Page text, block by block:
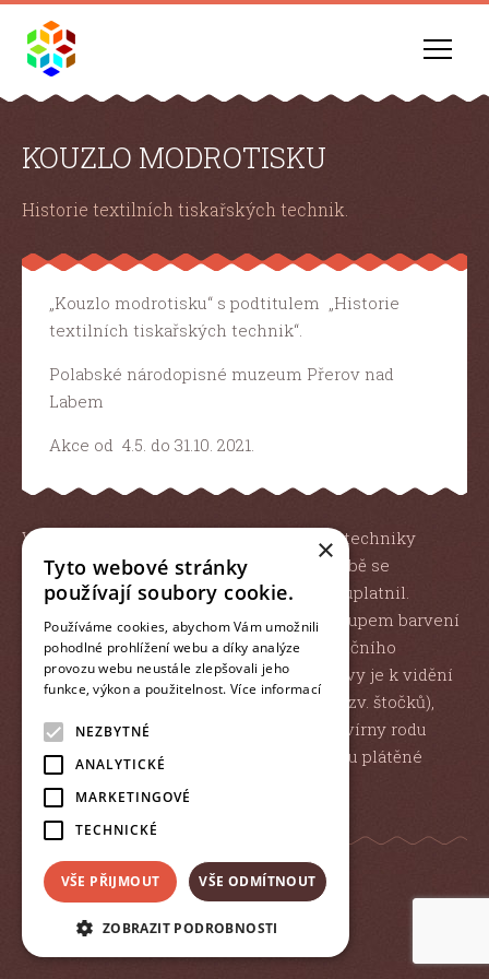
KOUZLO MODROTISKU
Historie textilních tiskařských technik.
„Kouzlo modrotisku“ s podtitulem „Historie
textilních tiskařských technik“.
Polabské národopisné muzeum Přerov nad
Labem
Akce od 4.5. do 31.10. 2021.
Výstava je věnovaná především historii techniky
modrotisku. Ukazuje odkud a ve které době se
modrotisk dostal do Evropy a jak se zde uplatnil.
Seznamuje návštěvníky s výrobním postupem barvení
za studena i se způsobem získávání tradičního
modrého barviva – indiga. V rámci výstavy je k vidění
rozsáhlá sbírka modrotiskových forem (tzv. štočků),
která pochází převážně z nymburské barvírny rodu
Rachlíků. Nedílnou součástí expozice jsou plátěné
modrotiskové vzorníky.
made
×
Tyto webové stránky
používají soubory cookie.
Používáme cookies, abychom Vám umožnili
pohodlné prohlížení webu a díky analýze
provozu webu neustále zlepšovali jeho
funkce, výkon a použitelnost.Více informací
NEZBYTNÉ
ANALYTICKÉ
MARKETINGOVÉ
TECHNICKÉ
VŠE PŘIJMOUT VŠE ODMÍTNOUT
ZOBRAZIT PODROBNOSTI